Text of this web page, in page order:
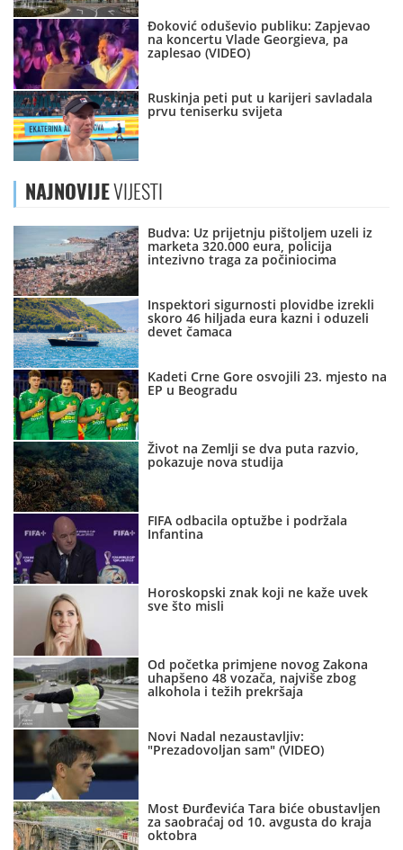
Đoković oduševio publiku: Zapjevao
na koncertu Vlade Georgieva, pa
zaplesao (VIDEO)
Ruskinja peti put u karijeri savladala
prvu teniserku svijeta
NAJNOVIJEVIJESTI
Budva: Uz prijetnju pištoljem uzeli iz
marketa 320.000 eura, policija
intezivno traga za počiniocima
Inspektori sigurnosti plovidbe izrekli
skoro 46 hiljada eura kazni i oduzeli
devet čamaca
Kadeti Crne Gore osvojili 23. mjesto na
EP u Beogradu
Život na Zemlji se dva puta razvio,
pokazuje nova studija
FIFA odbacila optužbe i podržala
Infantina
Horoskopski znak koji ne kaže uvek
sve što misli
Od početka primjene novog Zakona
uhapšeno 48 vozača, najviše zbog
alkohola i težih prekršaja
Novi Nadal nezaustavljiv:
"Prezadovoljan sam" (VIDEO)
Most Đurđevića Tara biće obustavljen
za saobraćaj od 10. avgusta do kraja
oktobra